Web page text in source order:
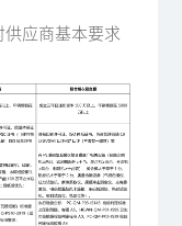
供应商基本要求